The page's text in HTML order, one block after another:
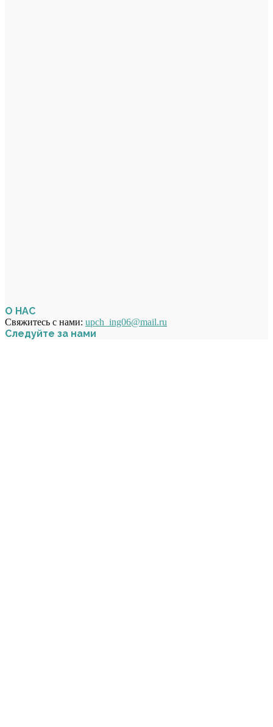
О НАС
Свяжитесь с нами: upch_ing06@mail.ru
Следуйте за нами